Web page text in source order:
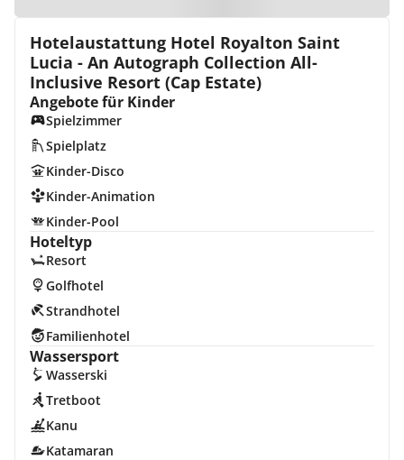
Hotelaustattung Hotel Royalton Saint
Lucia - An Autograph Collection All-
Inclusive Resort (Cap Estate)
Angebote für Kinder
Spielzimmer
Spielplatz
Kinder-Disco
Kinder-Animation
Kinder-Pool
Hoteltyp
Resort
Golfhotel
Strandhotel
Familienhotel
Wassersport
Wasserski
Tretboot
Kanu
Katamaran